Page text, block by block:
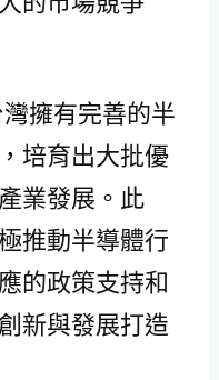
灣擁有完善的半
培育出大批優
業發展。此
推動半導體行
的政策支持和
新與發展打造